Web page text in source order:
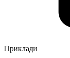
Приклади